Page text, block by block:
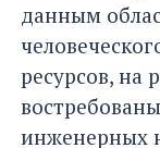
данным
ресурсов, на
инженерных